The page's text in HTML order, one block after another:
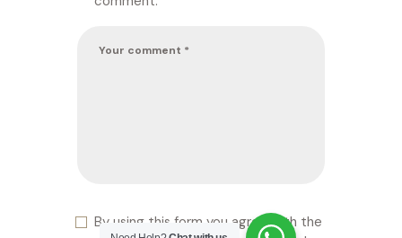
By using this form you agree with the